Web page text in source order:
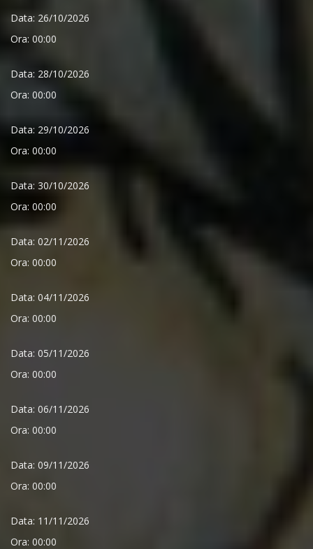
Data: 26/10/2026
Ora: 00:00
Data: 28/10/2026
Ora: 00:00
Data: 29/10/2026
Ora: 00:00
Data: 30/10/2026
Ora: 00:00
Data: 02/11/2026
Ora: 00:00
Data: 04/11/2026
Ora: 00:00
Data: 05/11/2026
Ora: 00:00
Data: 06/11/2026
Ora: 00:00
Data: 09/11/2026
Ora: 00:00
Data: 11/11/2026
Ora: 00:00